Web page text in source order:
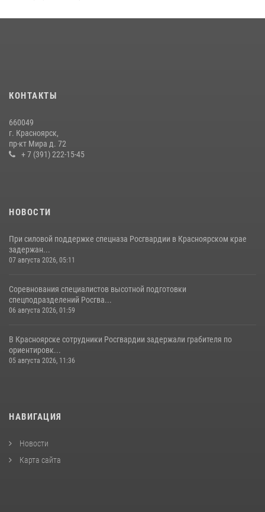
Красноярскому краю.
10 июля 2026, 06:21
КОНТАКТЫ
660049
г. Красноярск,
пр-кт Мира д. 72
+ 7 (391) 222-15-45
НОВОСТИ
При силовой поддержке спецназа Росгвардии в Красноярском крае
задержан...
07 августа 2026, 05:11
Соревнования специалистов высотной подготовки
спецподразделений Росгва...
06 августа 2026, 01:59
В Красноярске сотрудники Росгвардии задержали грабителя по
ориентировк...
05 августа 2026, 11:36
НАВИГАЦИЯ
Новости
Карта сайта